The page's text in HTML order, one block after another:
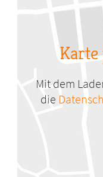
Karte
Mit dem
die